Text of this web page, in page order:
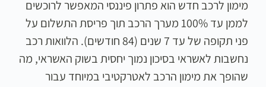
מימון לרכב חדש הוא פתרון פיננסי המאפשר לרוכשים
לממן עד 100% מערך הרכב תוך פריסת התשלום על
פני תקופה של עד 7 שנים (84 חודשים). הלוואות רכב
נחשבות לאשראי בסיכון נמוך יחסית בשוק האשראי, מה
שהופך את מימון הרכב לאטרקטיבי במיוחד עבור